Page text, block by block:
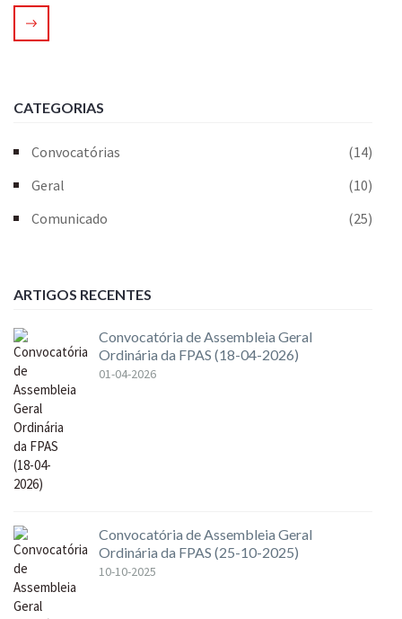
CATEGORIAS
Convocatórias
(14)
Geral
(10)
Comunicado
(25)
ARTIGOS RECENTES
Convocatória de Assembleia Geral
Ordinária da FPAS (18-04-2026)
01-04-2026
Convocatória de Assembleia Geral
Ordinária da FPAS (25-10-2025)
10-10-2025